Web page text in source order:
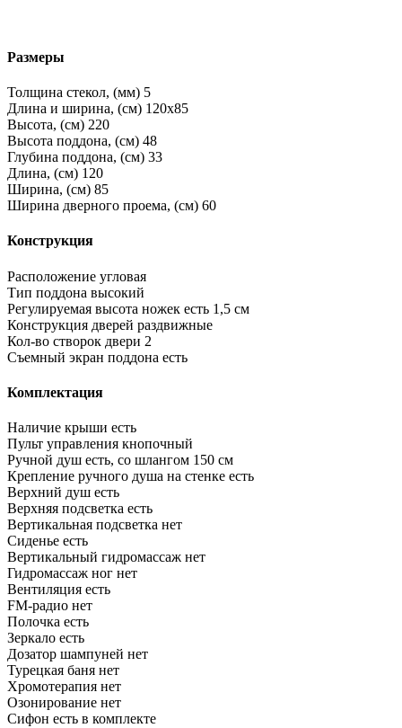
Размеры
Толщина стекол, (мм) 5
Длина и ширина, (см) 120x85
Высота, (см) 220
Высота поддона, (см) 48
Глубина поддона, (см) 33
Длина, (см) 120
Ширина, (см) 85
Ширина дверного проема, (см) 60
Конструкция
Расположение угловая
Тип поддона высокий
Регулируемая высота ножек есть 1,5 см
Конструкция дверей раздвижные
Кол-во створок двери 2
Съемный экран поддона есть
Комплектация
Наличие крыши есть
Пульт управления кнопочный
Ручной душ есть, со шлангом 150 см
Крепление ручного душа на стенке есть
Верхний душ есть
Верхняя подсветка есть
Вертикальная подсветка нет
Сиденье есть
Вертикальный гидромассаж нет
Гидромассаж ног нет
Вентиляция есть
FM-радио нет
Полочка есть
Зеркало есть
Дозатор шампуней нет
Турецкая баня нет
Хромотерапия нет
Озонирование нет
Сифон есть в комплекте